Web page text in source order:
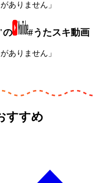
ありません」
の #うたスキ動画
ありません」
すすめ